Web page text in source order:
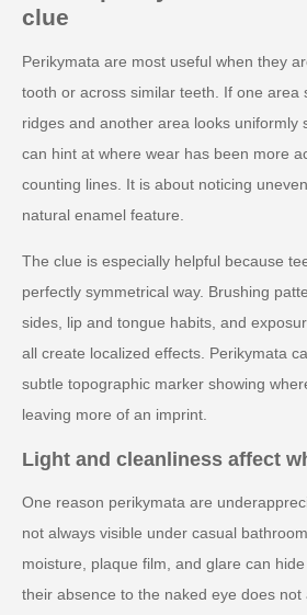
clue
Perikymata are most useful when they
tooth or across similar teeth. If one area
ridges and another area looks uniformly
can hint at where wear has been more
counting lines. It is about noticing
natural enamel feature.
The clue is especially helpful because
perfectly symmetrical way. Brushing
sides, lip and tongue habits, and
all create localized effects. Perikymata
subtle topographic marker showing
leaving more of an imprint.
Light and cleanliness affect
One reason perikymata are
not always visible under casual
moisture, plaque film, and glare can
their absence to the naked eye does not